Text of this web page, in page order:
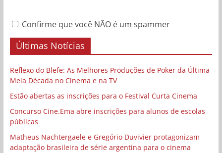
Confirme que você NÃO é um spammer
Últimas Notícias
Reflexo do Blefe: As Melhores Produções de Poker da Última
Meia Década no Cinema e na TV
Estão abertas as inscrições para o Festival Curta Cinema
Concurso Cine.Ema abre inscrições para alunos de escolas
públicas
Matheus Nachtergaele e Gregório Duvivier protagonizam
adaptação brasileira de série argentina para o cinema